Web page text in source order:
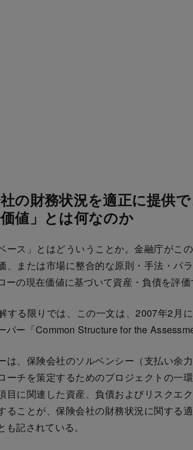
の財務状況を適正に提供
価値」とは何なのか
ース」とはどういうことか。金融庁がこ
、または市場に整合的な原則・手法・パ
ーの現在価値に基づいて資産・負債を評価
する限りでは、この一文は、2007年2月
パー「Common Structure for the
は、保険会社のソルベンシー（支払い余
ーチを策定するためのプロジェクトの一
目に関連した資産、負債およびリスクエ
ることが、保険会社の財務状況に関する
も記されている。